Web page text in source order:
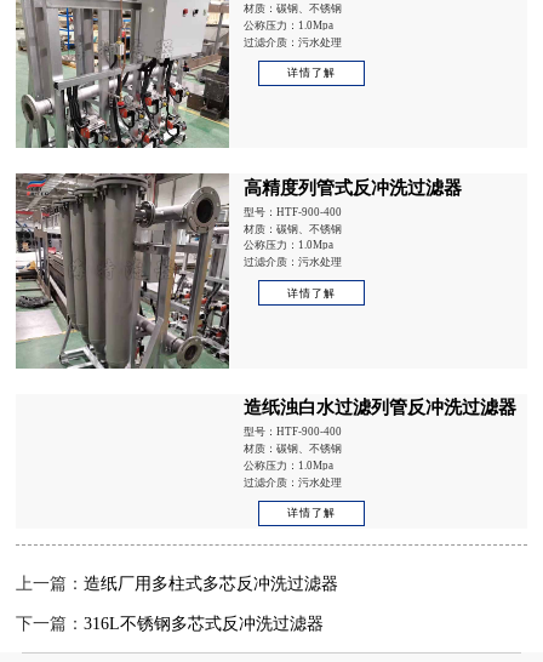
材质：碳钢、不锈钢
公称压力：1.0Mpa
过滤介质：污水处理
详情了解
高精度列管式反冲洗过滤器
型号：HTF-900-400
材质：碳钢、不锈钢
公称压力：1.0Mpa
过滤介质：污水处理
详情了解
造纸浊白水过滤列管反冲洗过滤器
型号：HTF-900-400
材质：碳钢、不锈钢
公称压力：1.0Mpa
过滤介质：污水处理
详情了解
上一篇：造纸厂用多柱式多芯反冲洗过滤器
下一篇：316L不锈钢多芯式反冲洗过滤器